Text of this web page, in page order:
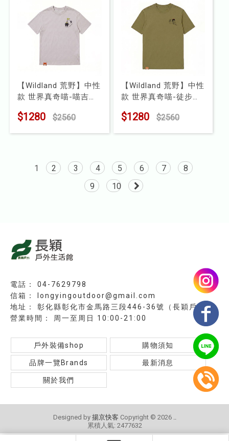
【Wildland 荒野】中性
款 世界真奇喵-喵吉山
型號 : M1670
$1280 $2560
【Wildland 荒野】中性
款 世界真奇喵-徒步冒
型號 : M1669
$1280 $2560
1 2 3 4 5 6 7
8
9
10
04-7629798
longyingoutdoor@gmail.com
彰化縣彰化市金馬路三段446-36號（長穎戶外）
周一至周日 10:00-21:00
戶外裝備shop 購物須知
品牌一覽Brands 最新消息
關於我們
Designed by 揚京快客 Copyright © 2026 ..
累積人氣: 2477632